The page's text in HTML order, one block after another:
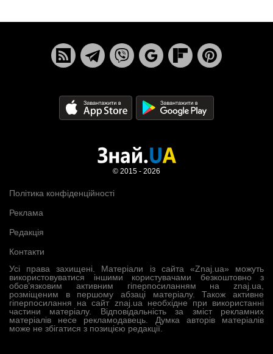
Усі права захищені. Матеріали із сайта «Znaj.ua» можуть
використовуватися іншими користувачами безкоштовно з
обов’язковим активним гіперпосиланням на znaj.ua,
розміщеним в першому абзаці матеріалу. Також активне
гіперпосилання на сайт znaj.ua необхідне при використанні
частини матеріалу. Відповідальність за зміст рекламних
матеріалів несе рекламодавець. Думка авторів матеріалів
може не збігатися з позицією редакції.
Політика конфіденційності
Реклама
Редакція
Контакти
© 2015 - 2026